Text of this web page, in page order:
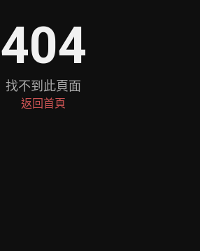
404
找不到此頁面
返回首頁